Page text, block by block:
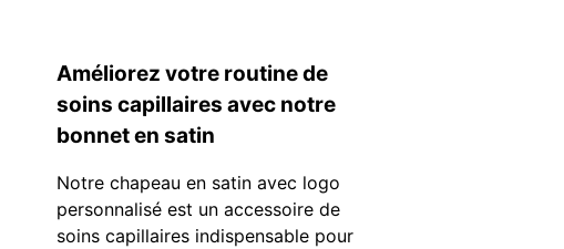
Améliorez votre routine de
soins capillaires avec notre
bonnet en satin
Notre chapeau en satin avec logo
personnalisé est un accessoire de
soins capillaires indispensable pour